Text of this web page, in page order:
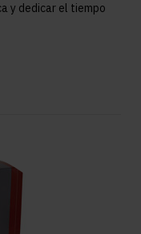
y dedicar el tiempo